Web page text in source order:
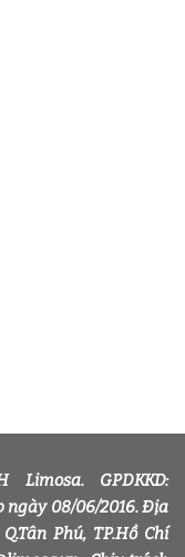
Limosa. GPDKKD:
ngày 08/06/2016. Địa
Phú, TP.Hồ Chí